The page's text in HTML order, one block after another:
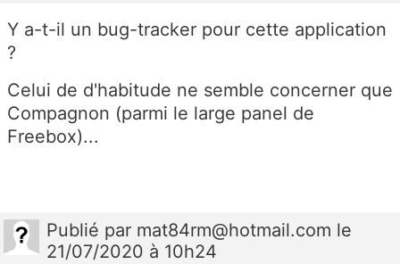
Y a-t-il un bug-tracker pour cette application
?
Celui de d'habitude ne semble concerner que
Compagnon (parmi le large panel de
Freebox)...
Publié par mat84rm@hotmail.com le
21/07/2020 à 10h24